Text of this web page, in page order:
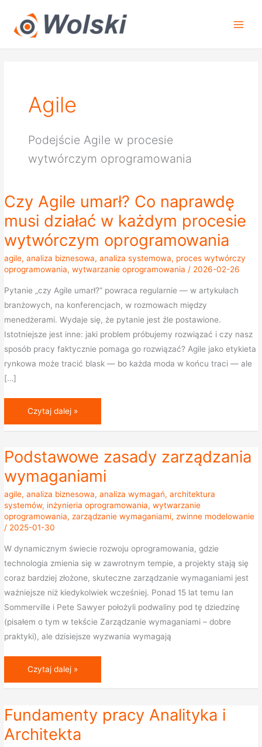
treści
Agile
Podejście Agile w procesie
wytwórczym oprogramowania
Czy Agile umarł? Co naprawdę
musi działać w każdym procesie
wytwórczym oprogramowania
agile,analiza biznesowa,analiza systemowa, proces wytwórczy
oprogramowania,wytwarzanie oprogramowania / 2026-02-26
Pytanie „czy Agile umarł?” powraca regularnie — w artykułach
branżowych, na konferencjach, w rozmowach między
menedżerami. Wydaje się, że pytanie jest źle postawione.
Istotniejsze jest inne: jaki problem próbujemy rozwiązać i czy nasz
sposób pracy faktycznie pomaga go rozwiązać? Agile jako etykieta
rynkowa może tracić blask — bo każda moda w końcu traci — ale
[…]
Czy
Agile
umarł?
Co
naprawdę
musi
działać
każdym
procesie
wytwórczym
oprogramowania
Czytaj dalej »
Podstawowe zasady zarządzania
wymaganiami
agile,analiza biznesowa,analiza wymagań,architektura
systemów, inżynieria oprogramowania,wytwarzanie
oprogramowania,zarządzanie wymaganiami,zwinne modelowanie
/ 2025-01-30
W dynamicznym świecie rozwoju oprogramowania, gdzie
technologia zmienia się w zawrotnym tempie, a projekty stają się
coraz bardziej złożone, skuteczne zarządzanie wymaganiami jest
ważniejsze niż kiedykolwiek wcześniej. Ponad 15 lat temu Ian
Sommerville i Pete Sawyer położyli podwaliny pod tę dziedzinę
(pisałem o tym w tekście Zarządzanie wymaganiami – dobre
praktyki), ale dzisiejsze wyzwania wymagają
Podstawowe
zarządzania
wymaganiami
Czytaj dalej »
Fundamenty pracy Analityka i
Architekta
Fundamenty
pracy
Analityka